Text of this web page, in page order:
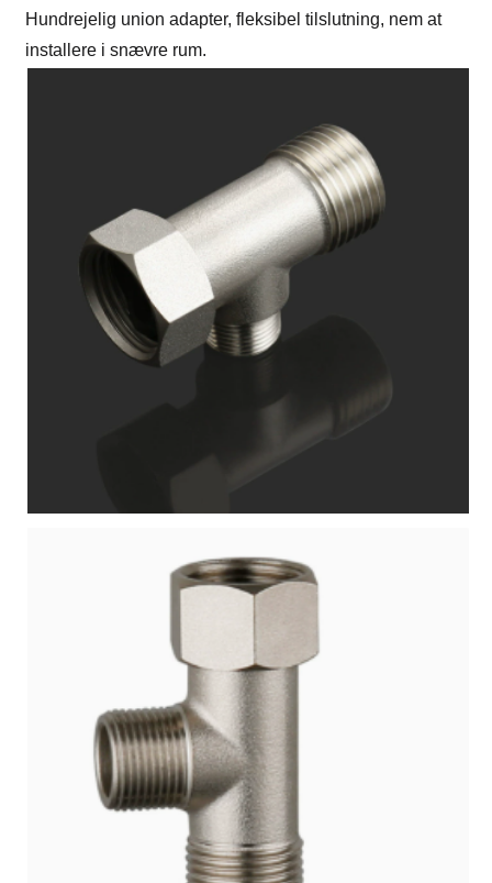
Hundrejelig union adapter, fleksibel tilslutning, nem at
installere i snævre rum.